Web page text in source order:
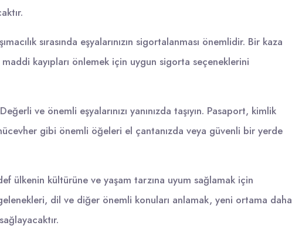
sırasında eşyalarınızın sigortalanması önemlidir. Bir kaza
kayıpları önlemek için uygun sigorta seçeneklerini
ve önemli eşyalarınızı yanınızda taşıyın. Pasaport, kimlik
gibi önemli öğeleri el çantanızda veya güvenli bir yerde
ülkenin kültürüne ve yaşam tarzına uyum sağlamak için
dil ve diğer önemli konuları anlamak, yeni ortama daha